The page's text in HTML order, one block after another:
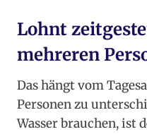
Lohnt
mehreren
Das hängt vom
Personen zu
Wasser brauchen, ist